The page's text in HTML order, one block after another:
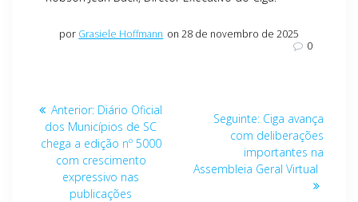
por Grasiele Hoffmann on 28 de novembro de 2025
0
Navegação
de
Post
Anterior: Post
anterior:
Diário Oficial
dos Municípios de SC
chega a edição nº 5000
com crescimento
expressivo nas
publicações
Seguinte: Post
seguinte:
Ciga avança
com deliberações
importantes na
Assembleia Geral Virtual